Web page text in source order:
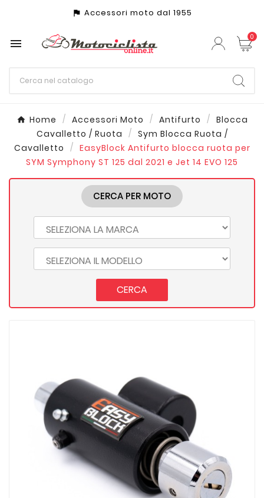
assistant_photo Accessori moto dal 1955
 0
Home Accessori Moto Antifurto
Blocca
Cavalletto / Ruota
Sym Blocca Ruota /
Cavalletto
EasyBlock Antifurto blocca ruota per
SYM Symphony ST 125 dal 2021 e Jet 14 EVO 125
CERCA PER MOTO
CERCA